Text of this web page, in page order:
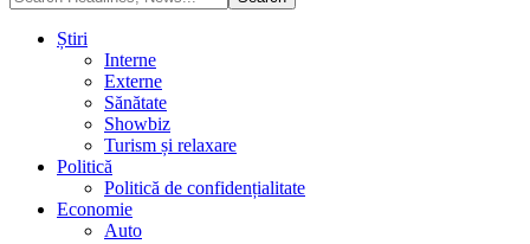
Știri
Interne
Externe
Sănătate
Showbiz
Turism și relaxare
Politică
Politică de confidențialitate
Economie
Auto